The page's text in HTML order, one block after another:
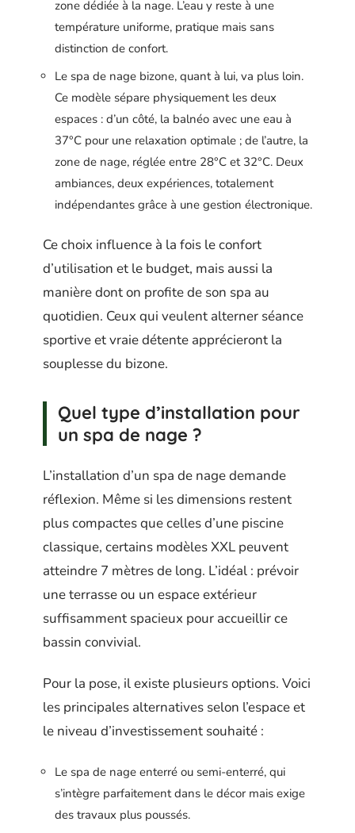
zone dédiée à la nage. L’eau y reste à une
température uniforme, pratique mais sans
distinction de confort.
Le spa de nage bizone, quant à lui, va plus loin.
Ce modèle sépare physiquement les deux
espaces : d’un côté, la balnéo avec une eau à
37°C pour une relaxation optimale ; de l’autre, la
zone de nage, réglée entre 28°C et 32°C. Deux
ambiances, deux expériences, totalement
indépendantes grâce à une gestion électronique.
Ce choix influence à la fois le confort
d’utilisation et le budget, mais aussi la
manière dont on profite de son spa au
quotidien. Ceux qui veulent alterner séance
sportive et vraie détente apprécieront la
souplesse du bizone.
Quel type d’installation pour
un spa de nage ?
L’installation d’un spa de nage demande
réflexion. Même si les dimensions restent
plus compactes que celles d’une piscine
classique, certains modèles XXL peuvent
atteindre 7 mètres de long. L’idéal : prévoir
une terrasse ou un espace extérieur
suffisamment spacieux pour accueillir ce
bassin convivial.
Pour la pose, il existe plusieurs options. Voici
les principales alternatives selon l’espace et
le niveau d’investissement souhaité :
Le spa de nage enterré ou semi-enterré, qui
s’intègre parfaitement dans le décor mais exige
des travaux plus poussés.